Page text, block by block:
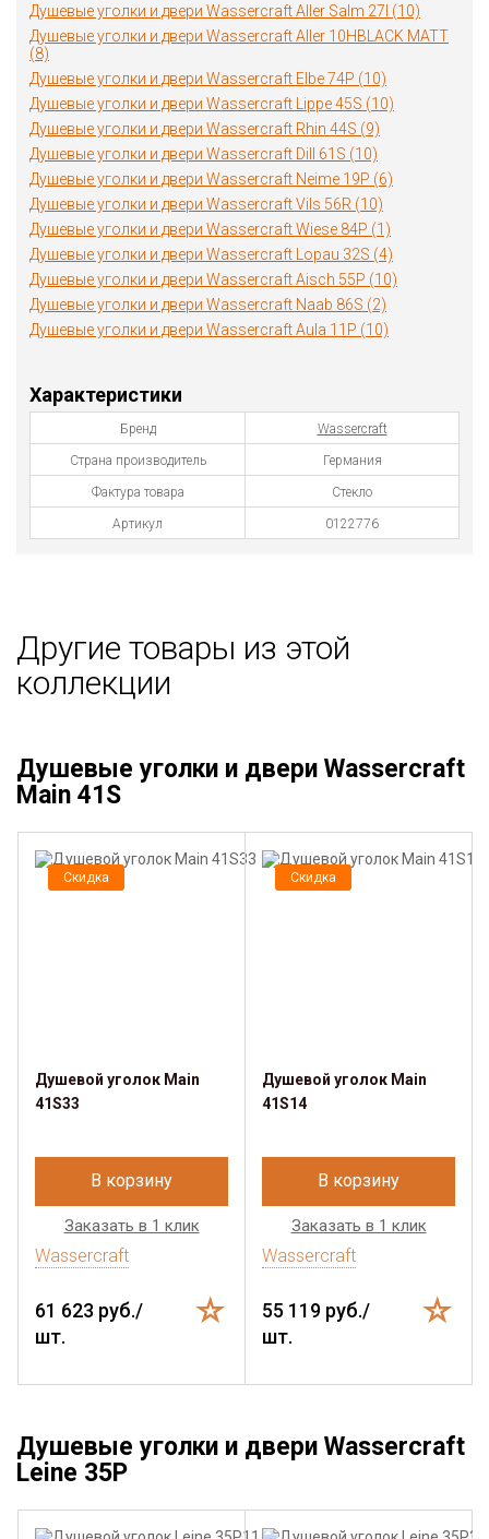
Душевые уголки и двери Wassercraft Aller Salm 27I (10)
Душевые уголки и двери Wassercraft Aller 10HBLACK MATT
(8)
Душевые уголки и двери Wassercraft Elbe 74P (10)
Душевые уголки и двери Wassercraft Lippe 45S (10)
Душевые уголки и двери Wassercraft Rhin 44S (9)
Душевые уголки и двери Wassercraft Dill 61S (10)
Душевые уголки и двери Wassercraft Neime 19P (6)
Душевые уголки и двери Wassercraft Vils 56R (10)
Душевые уголки и двери Wassercraft Wiese 84P (1)
Душевые уголки и двери Wassercraft Lopau 32S (4)
Душевые уголки и двери Wassercraft Aisch 55P (10)
Душевые уголки и двери Wassercraft Naab 86S (2)
Душевые уголки и двери Wassercraft Aula 11P (10)
Характеристики
Бренд Wassercraft
Страна производитель Германия
Фактура товара Стекло
Артикул 0122776
Другие товары из этой
коллекции
Душевые уголки и двери Wassercraft
Main 41S
Скидка
Душевой уголок Main
41S33
В корзину
Заказать в 1 клик
Wassercraft
61 623 руб./
шт.
Скидка
Душевой уголок Main
41S14
В корзину
Заказать в 1 клик
Wassercraft
55 119 руб./
шт.
Душевые уголки и двери Wassercraft
Leine 35P